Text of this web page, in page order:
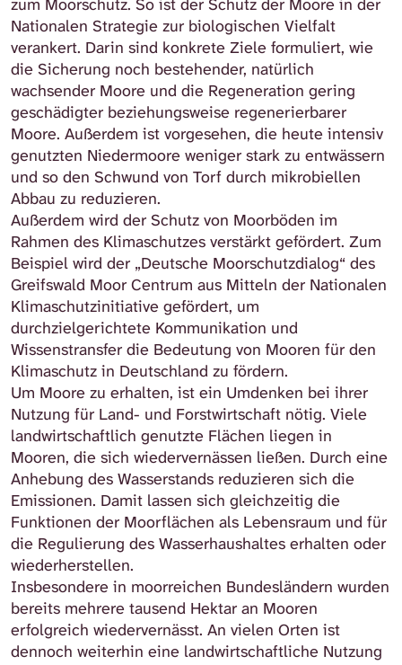
zum Moorschutz. So ist der Schutz der Moore in der
Nationalen Strategie zur biologischen Vielfalt
verankert. Darin sind konkrete Ziele formuliert, wie
die Sicherung noch bestehender, natürlich
wachsender Moore und die Regeneration gering
geschädigter beziehungsweise regenerierbarer
Moore. Außerdem ist vorgesehen, die heute intensiv
genutzten Niedermoore weniger stark zu entwässern
und so den Schwund von Torf durch mikrobiellen
Abbau zu reduzieren.
Außerdem wird der Schutz von Moorböden im
Rahmen des Klimaschutzes verstärkt gefördert. Zum
Beispiel wird der „Deutsche Moorschutzdialog“ des
Greifswald Moor Centrum aus Mitteln der Nationalen
Klimaschutzinitiative gefördert, um
durchzielgerichtete Kommunikation und
Wissenstransfer die Bedeutung von Mooren für den
Klimaschutz in Deutschland zu fördern.
Um Moore zu erhalten, ist ein Umdenken bei ihrer
Nutzung für Land- und Forstwirtschaft nötig. Viele
landwirtschaftlich genutzte Flächen liegen in
Mooren, die sich wiedervernässen ließen. Durch eine
Anhebung des Wasserstands reduzieren sich die
Emissionen. Damit lassen sich gleichzeitig die
Funktionen der Moorflächen als Lebensraum und für
die Regulierung des Wasserhaushaltes erhalten oder
wiederherstellen.
Insbesondere in moorreichen Bundesländern wurden
bereits mehrere tausend Hektar an Mooren
erfolgreich wiedervernässt. An vielen Orten ist
dennoch weiterhin eine landwirtschaftliche Nutzung